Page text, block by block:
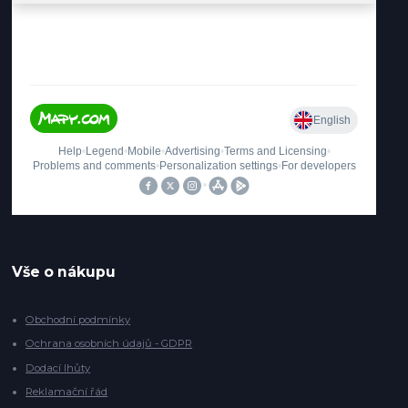
Vše o nákupu
Obchodní podmínky
Ochrana osobních údajů - GDPR
Dodací lhůty
Reklamační řád